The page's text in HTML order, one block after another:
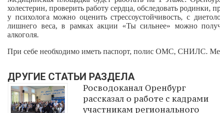
холестерин, проверить работу сердца, обследовать
у психолога можно оценить стрессоустойчивость, с
лишнего веса, в рамках акции «Ты сильнее» можно
алкоголя.
При себе необходимо иметь паспорт, полис ОМС, СНИЛС.
ДРУГИЕ СТАТЬИ РАЗДЕЛА
Росводоканал Оренбург
рассказал о работе с кадрами
участникам регионального